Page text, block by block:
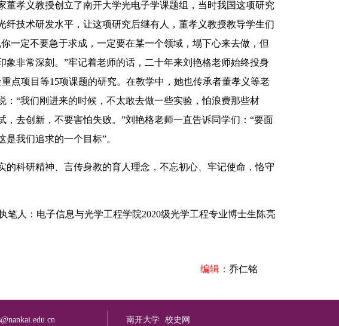
孝义教授创立了南开大学光电子学课题组，当时我国这项研究
技术研发水平，让这项研究后继有人，董孝义教授教导学生们
一定不要急于求成，一定要在某一个领域，塌下心来去做，但
非常深刻。”牢记着老师的话，二十年来刘艳格老师始终投身
点项目等15项课题的研究。在教学中，她也传承者董孝义等老
“我们刚进来的时候，不太敢去做一些实验，怕浪费那些材
去创新，不要害怕失败。”刘艳格老师一直告诉同学们：“要面
我们追求的一个目标”。
科研精神、言传身教的育人理念，不忘初心、牢记使命，恪守
笔人：电子信息与光学工程学院2020级光学工程专业博士生陈亮
编辑： 乔仁铭
南开大学 校史网